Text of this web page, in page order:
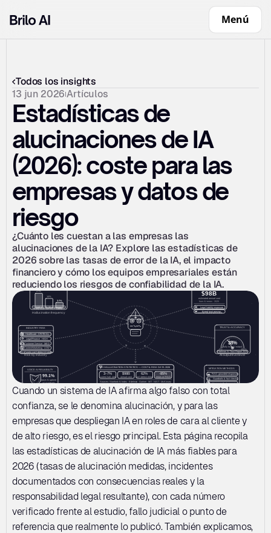
Menú
Todos los insights
13 jun 2026 Artículos
Estadísticas de
alucinaciones de IA
(2026): coste para las
empresas y datos de
riesgo
¿Cuánto les cuestan a las empresas las
alucinaciones de la IA? Explore las estadísticas de
2026 sobre las tasas de error de la IA, el impacto
financiero y cómo los equipos empresariales están
reduciendo los riesgos de confiabilidad de la IA.
Cuando un sistema de IA afirma algo falso con total
confianza, se le denomina alucinación, y para las
empresas que despliegan IA en roles de cara al cliente y
de alto riesgo, es el riesgo principal. Esta página recopila
las estadísticas de alucinación de IA más fiables para
2026 (tasas de alucinación medidas, incidentes
documentados con consecuencias reales y la
responsabilidad legal resultante), con cada número
verificado frente al estudio, fallo judicial o punto de
referencia que realmente lo publicó. También explicamos,